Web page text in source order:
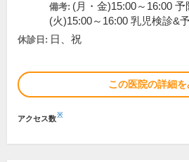
備考: (月・金)15:00～16:00 予
(火)15:00～16:00 乳児検診&
休診日: 日、祝
この医院の詳細を
アクセス数※